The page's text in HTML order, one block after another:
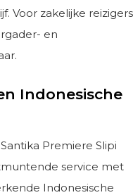
Voor zakelijke reizigers
en
Indonesische
Premiere Slipi
service met
Indonesische